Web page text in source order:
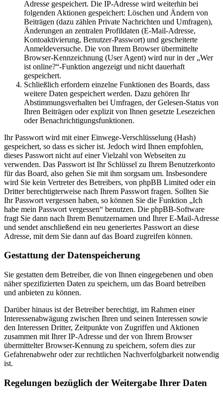
Adresse gespeichert. Die IP-Adresse wird weiterhin bei
folgenden Aktionen gespeichert: Löschen und Ändern von
Beiträgen (dazu zählen Private Nachrichten und Umfragen),
Änderungen an zentralen Profildaten (E-Mail-Adresse,
Kontoaktivierung, Benutzer-Passwort) und gescheiterte
Anmeldeversuche. Die von Ihrem Browser übermittelte
Browser-Kennzeichnung (User Agent) wird nur in der „Wer
ist online?“-Funktion angezeigt und nicht dauerhaft
gespeichert.
Schließlich erfordern einzelne Funktionen des Boards, dass
weitere Daten gespeichert werden. Dazu gehören Ihr
Abstimmungsverhalten bei Umfragen, der Gelesen-Status von
Ihren Beiträgen oder explizit von Ihnen gesetzte Lesezeichen
oder Benachrichtigungsfunktionen.
Ihr Passwort wird mit einer Einwege-Verschlüsselung (Hash)
gespeichert, so dass es sicher ist. Jedoch wird Ihnen empfohlen,
dieses Passwort nicht auf einer Vielzahl von Webseiten zu
verwenden. Das Passwort ist Ihr Schlüssel zu Ihrem Benutzerkonto
für das Board, also gehen Sie mit ihm sorgsam um. Insbesondere
wird Sie kein Vertreter des Betreibers, von phpBB Limited oder ein
Dritter berechtigterweise nach Ihrem Passwort fragen. Sollten Sie
Ihr Passwort vergessen haben, so können Sie die Funktion „Ich
habe mein Passwort vergessen“ benutzen. Die phpBB-Software
fragt Sie dann nach Ihrem Benutzernamen und Ihrer E-Mail-Adresse
und sendet anschließend ein neu generiertes Passwort an diese
Adresse, mit dem Sie dann auf das Board zugreifen können.
Gestattung der Datenspeicherung
Sie gestatten dem Betreiber, die von Ihnen eingegebenen und oben
näher spezifizierten Daten zu speichern, um das Board betreiben
und anbieten zu können.
Darüber hinaus ist der Betreiber berechtigt, im Rahmen einer
Interessenabwägung zwischen Ihren und seinen Interessen sowie
den Interessen Dritter, Zeitpunkte von Zugriffen und Aktionen
zusammen mit Ihrer IP-Adresse und der von Ihrem Browser
übermittelter Browser-Kennung zu speichern, sofern dies zur
Gefahrenabwehr oder zur rechtlichen Nachverfolgbarkeit notwendig
ist.
Regelungen bezüglich der Weitergabe Ihrer Daten